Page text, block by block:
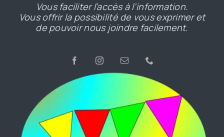
Vous faciliter l’accès à l’information.
Vous offrir la possibilité de vous exprimer et
de pouvoir nous joindre facilement.